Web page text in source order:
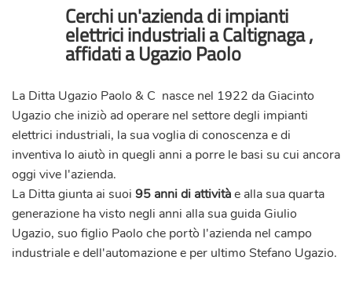
Cerchi un'azienda di impianti
elettrici industriali a Caltignaga ,
affidati a Ugazio Paolo
La Ditta Ugazio Paolo & C nasce nel 1922 da Giacinto
Ugazio che iniziò ad operare nel settore degli impianti
elettrici industriali, la sua voglia di conoscenza e di
inventiva lo aiutò in quegli anni a porre le basi su cui ancora
oggi vive l'azienda.
La Ditta giunta ai suoi 95 anni di attivitàe alla sua quarta
generazione ha visto negli anni alla sua guida Giulio
Ugazio, suo figlio Paolo che portò l'azienda nel campo
industriale e dell'automazione e per ultimo Stefano Ugazio.